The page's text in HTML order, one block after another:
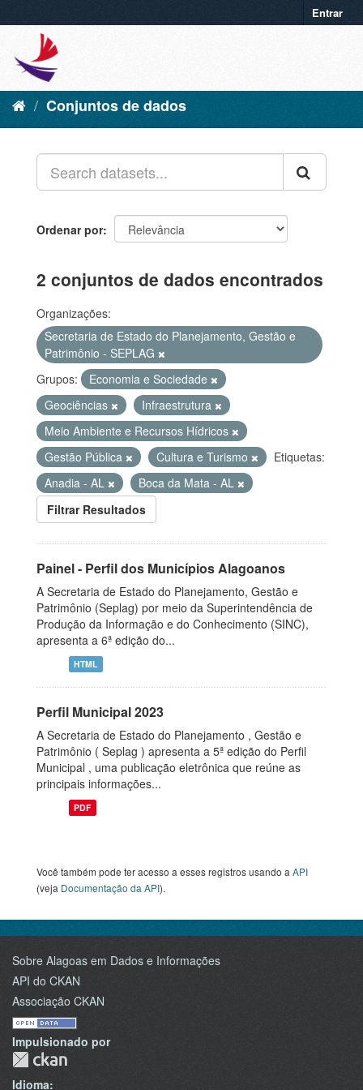
Entrar
Conjuntos de dados
Ordenar por
2 conjuntos de dados encontrados
Organizações:
Secretaria de Estado do Planejamento, Gestão e
Patrimônio - SEPLAG
Grupos:
Economia e Sociedade
Geociências
Infraestrutura
Meio Ambiente e Recursos Hídricos
Gestão Pública
Cultura e Turismo
Etiquetas:
Anadia - AL
Boca da Mata - AL
Filtrar Resultados
Painel - Perfil dos Municípios Alagoanos
A Secretaria de Estado do Planejamento, Gestão e
Patrimônio (Seplag) por meio da Superintendência de
Produção da Informação e do Conhecimento (SINC),
apresenta a 6ª edição do...
HTML
Perfil Municipal 2023
A Secretaria de Estado do Planejamento , Gestão e
Patrimônio ( Seplag ) apresenta a 5ª edição do Perfil
Municipal , uma publicação eletrônica que reúne as
principais informações...
PDF
Você também pode ter acesso a esses registros usando a API
(veja Documentação da API).
Sobre Alagoas em Dados e Informações
API do CKAN
Associação CKAN
Impulsionado por
Idioma